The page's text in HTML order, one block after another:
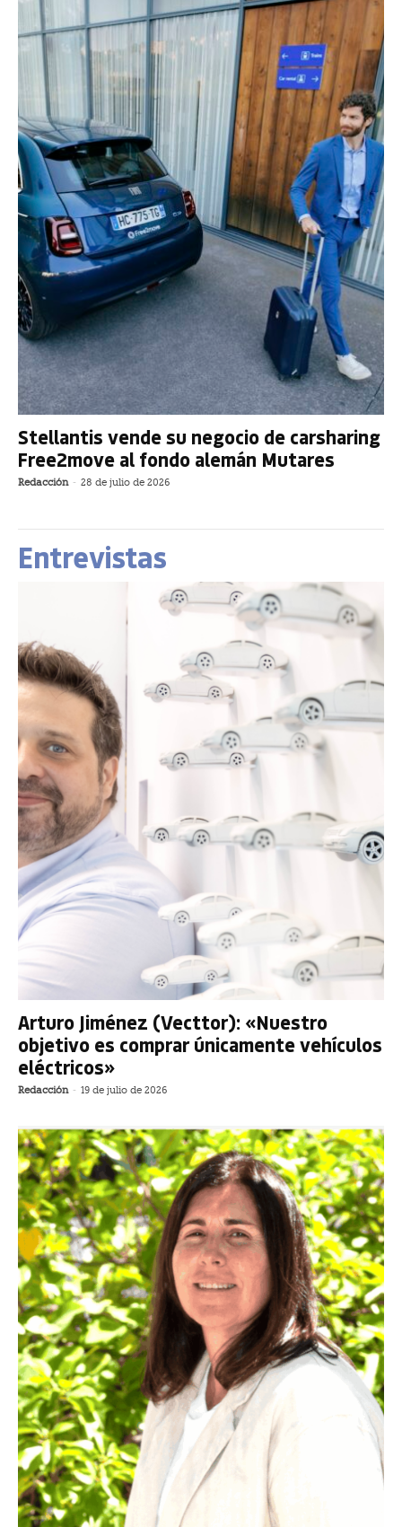
Stellantis vende su negocio de carsharing
Free2move al fondo alemán Mutares
Redacción - 28 de julio de 2026
Entrevistas
Arturo Jiménez (Vecttor): «Nuestro
objetivo es comprar únicamente vehículos
eléctricos»
Redacción - 19 de julio de 2026